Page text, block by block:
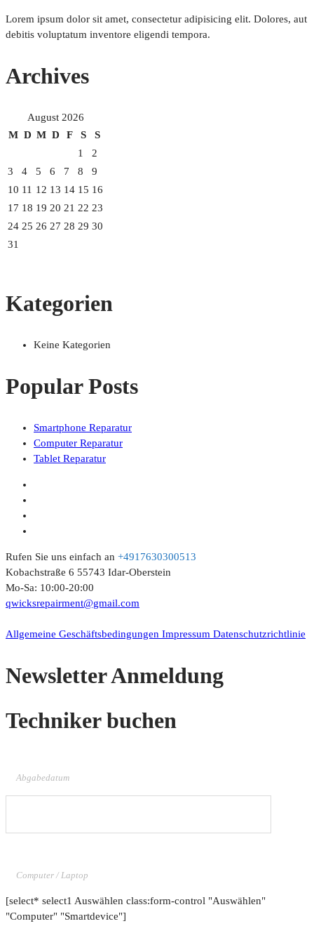
Lorem ipsum dolor sit amet, consectetur adipisicing elit. Dolores, aut
debitis voluptatum inventore eligendi tempora.
Archives
August 2026
M D M D F S
S
1
2
3
4 5 6 7 8
9
10 11 12 13 14 15 16
17 18 19 20 21 22 23
24 25 26 27 28 29 30
31
Kategorien
Keine Kategorien
Popular Posts
Smartphone Reparatur
Computer Reparatur
Tablet Reparatur
Rufen Sie uns einfach an +4917630300513
Kobachstraße 6 55743 Idar-Oberstein
Mo-Sa: 10:00-20:00
qwicksrepairment@gmail.com
Allgemeine Geschäftsbedingungen Impressum Datenschutzrichtlinie
Newsletter Anmeldung
Techniker buchen
Abgabedatum
Computer / Laptop
[select* select1 Auswählen class:form-control "Auswählen"
"Computer" "Smartdevice"]